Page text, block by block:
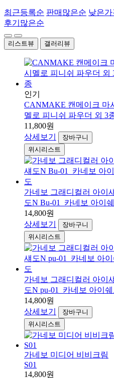
최근등록순 판매많은순 낮은가
후기많은순
리스트뷰 갤러리뷰
인기
CANMAKE 캔메이크 마
멜로 피니쉬 파우더 외 3
11,800원
상세보기
장바구니
위시리스트
가네보 그래디컬러 아이
도N Bu-01_카네보 아이
14,800원
상세보기
장바구니
위시리스트
가네보 그래디컬러 아이
도N pu-01_카네보 아이쉐
14,800원
상세보기
장바구니
위시리스트
가네보 미디어 비비크림
S01
14,800원